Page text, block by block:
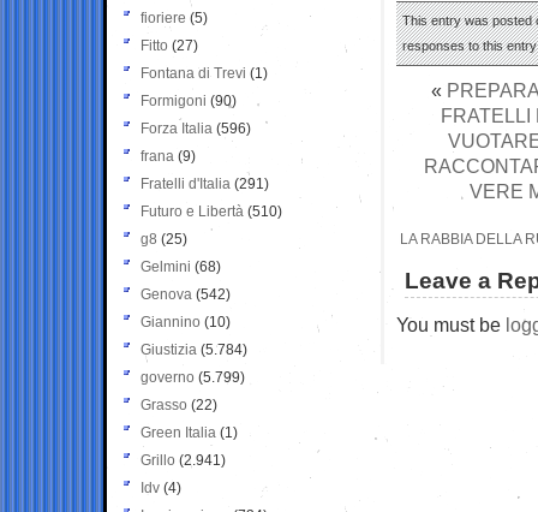
This entry was posted
responses to this
«
FRATELLI
VERE
LA RABBIA DELLA
Leave a
You must be
fioriere (5)
Fitto (27)
Fontana di Trevi (1)
Formigoni (90)
Forza Italia (596)
frana (9)
Fratelli d'Italia (291)
Futuro e Libertà (510)
g8 (25)
Gelmini (68)
Genova (542)
Giannino (10)
Giustizia (5.784)
governo (5.799)
Grasso (22)
Green Italia (1)
Grillo (2.941)
Idv (4)